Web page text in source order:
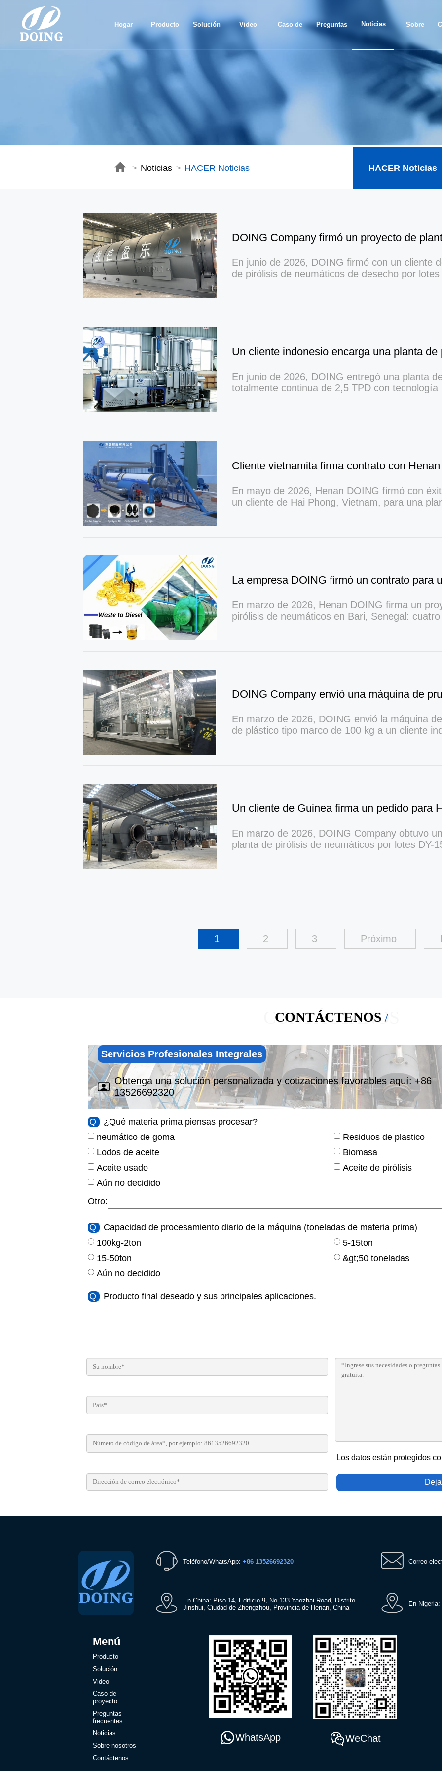
Hogar Producto Solución Video Caso de Preguntas Noticias Sobre
nosotros
> Noticias > HACER Noticias HACER Noticias
En junio de 2026, DOING firmó con un cliente
de pirólisis de neumáticos de desecho por
En junio de 2026, DOING entregó una planta
totalmente continua de 2,5 TPD con tecnología
En mayo de 2026, Henan DOING firmó con
un cliente de Hai Phong, Vietnam, para una
En marzo de 2026, Henan DOING firma un
pirólisis de neumáticos en Bari, Senegal:
En marzo de 2026, DOING envió la máquina
de plástico tipo marco de 100 kg a un cliente
En marzo de 2026, DOING Company obtuvo
planta de pirólisis de neumáticos por lotes DY-
1 2 3 Próximo
CONTÁCTANOS
CONTÁCTENOS
Servicios Profesionales Integrales
Obtenga una solución personalizada y cotizaciones favorables aquí:+86
13526692320
Q ¿Qué materia prima piensas procesar?
neumático de goma
Residuos de plastico
Lodos de aceite
Biomasa
Aceite usado
Aceite de pirólisis
Aún no decidido
Otro:
Q Capacidad de procesamiento diario de la máquina (toneladas de materia prima)
100kg-2ton
5-15ton
15-50ton
&gt;50 toneladas
Aún no decidido
Q Producto final deseado y sus principales aplicaciones.
Los datos están protegidos
Teléfono/WhatsApp: +86 13526692320 Correo
En China: Piso 14, Edificio 9, No.133 Yaozhai Road, Distrito
Jinshui, Ciudad de Zhengzhou, Provincia de Henan, China
En
Menú
Producto
Solución
Video
Caso de
proyecto
Preguntas
frecuentes
Noticias
Sobre nosotros
Contáctenos
WhatsApp WeChat